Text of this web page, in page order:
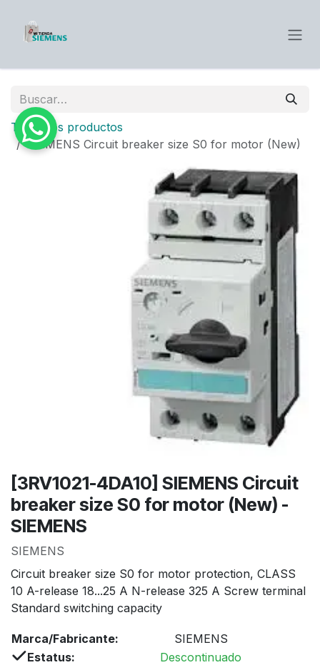
Todos los productos
SIEMENS Circuit breaker size S0 for motor (New)
[3RV1021-4DA10] SIEMENS Circuit
breaker size S0 for motor (New) -
SIEMENS
SIEMENS
Circuit breaker size S0 for motor protection, CLASS
10 A-release 18...25 A N-release 325 A Screw terminal
Standard switching capacity
Marca/Fabricante:
SIEMENS
Estatus:
Descontinuado